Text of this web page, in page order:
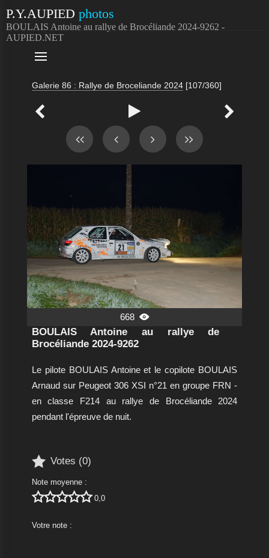
P.Y.AUPIED photos
BOULAIS Antoine au rallye de Brocéliande 2024-9262 -
AUPIED.NET

Galerie 86 : Rallye de Broceliande 2024 [107/360]
  
668 
BOULAIS Antoine au rallye de
Brocéliande 2024-9262
Le pilote BOULAIS Antoine et le copilote BOULAIS
Arnaud sur Peugeot 306 XSI n°21 en groupe FRN -
en classe F214 au rallye de Brocéliande 2024
pendant l'épreuve de nuit.
 Votes (0)
Note moyenne :
 0,0
Votre note :